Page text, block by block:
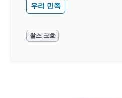
우리 민족
찰스 코흐